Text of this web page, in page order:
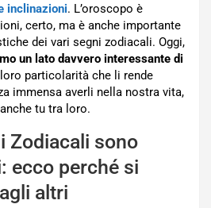
inclinazioni. L’oroscopo è
certo, ma è anche importante
dei vari segni zodiacali. Oggi,
un lato davvero interessante di
particolarità che li rende
immensa averli nella nostra vita,
tu tra loro.
Zodiacali sono
ecco perché si
altri